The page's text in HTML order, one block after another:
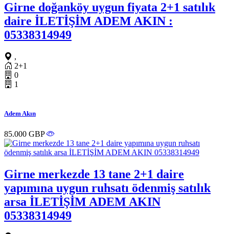
Girne doğanköy uygun fiyata 2+1 satılık
daire İLETİŞİM ADEM AKIN :
05338314949
,
2+1
0
1
Adem Akın
85.000 GBP
Girne merkezde 13 tane 2+1 daire
yapımına uygun ruhsatı ödenmiş satılık
arsa İLETİŞİM ADEM AKIN
05338314949